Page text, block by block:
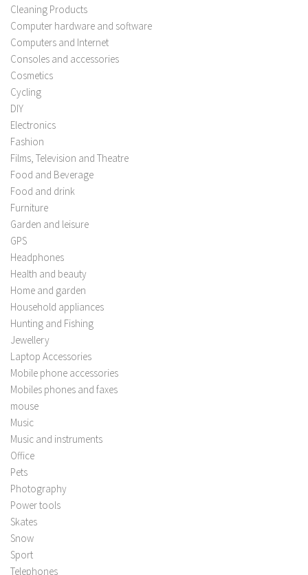
Cleaning Products
Computer hardware and software
Computers and Internet
Consoles and accessories
Cosmetics
Cycling
DIY
Electronics
Fashion
Films, Television and Theatre
Food and Beverage
Food and drink
Furniture
Garden and leisure
GPS
Headphones
Health and beauty
Home and garden
Household appliances
Hunting and Fishing
Jewellery
Laptop Accessories
Mobile phone accessories
Mobiles phones and faxes
mouse
Music
Music and instruments
Office
Pets
Photography
Power tools
Skates
Snow
Sport
Telephones